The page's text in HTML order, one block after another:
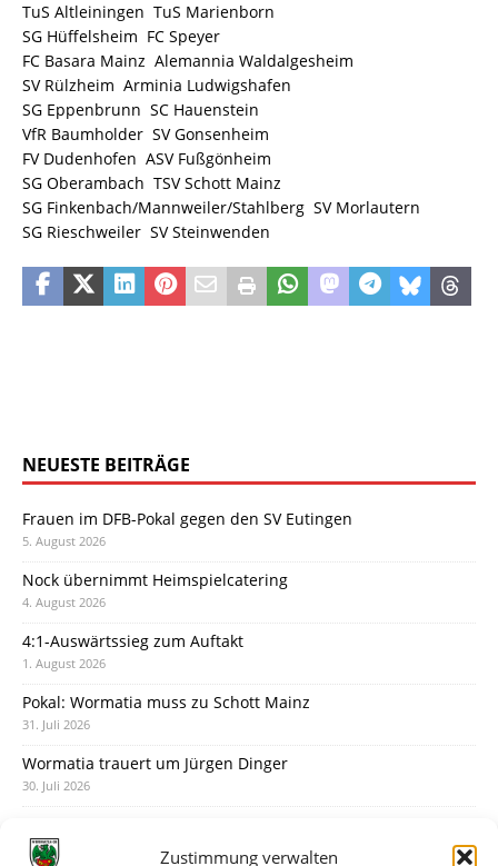
Zustimmung verwalten
TuS Altleiningen  TuS Marienborn
SG Hüffelsheim  FC Speyer
FC Basara Mainz  Alemannia Waldalgesheim
SV Rülzheim  Arminia Ludwigshafen
SG Eppenbrunn  SC Hauenstein
VfR Baumholder  SV Gonsenheim
FV Dudenhofen  ASV Fußgönheim
SG Oberambach  TSV Schott Mainz
SG Finkenbach/Mannweiler/Stahlberg  SV Morlautern
SG Rieschweiler  SV Steinwenden
NEUESTE BEITRÄGE
Frauen im DFB-Pokal gegen den SV Eutingen
5. August 2026
Nock übernimmt Heimspielcatering
4. August 2026
4:1-Auswärtssieg zum Auftakt
1. August 2026
Pokal: Wormatia muss zu Schott Mainz
31. Juli 2026
Wormatia trauert um Jürgen Dinger
30. Juli 2026
28. Juli 2026